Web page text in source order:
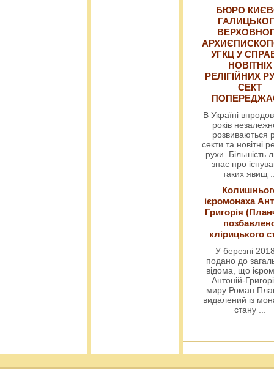
БЮРО
УГКЦ У
НОВІТНІХ
РЕЛІГІЙНИХ
СЕКТ
В Україні
років
розвиваються
секти та новітні
рухи. Більшість
знає про
таких явищ
ієромонаха
Григорія
клірицького
У березні
подано до
відома, що
Антоній-
миру Роман
видалений із
стану ...